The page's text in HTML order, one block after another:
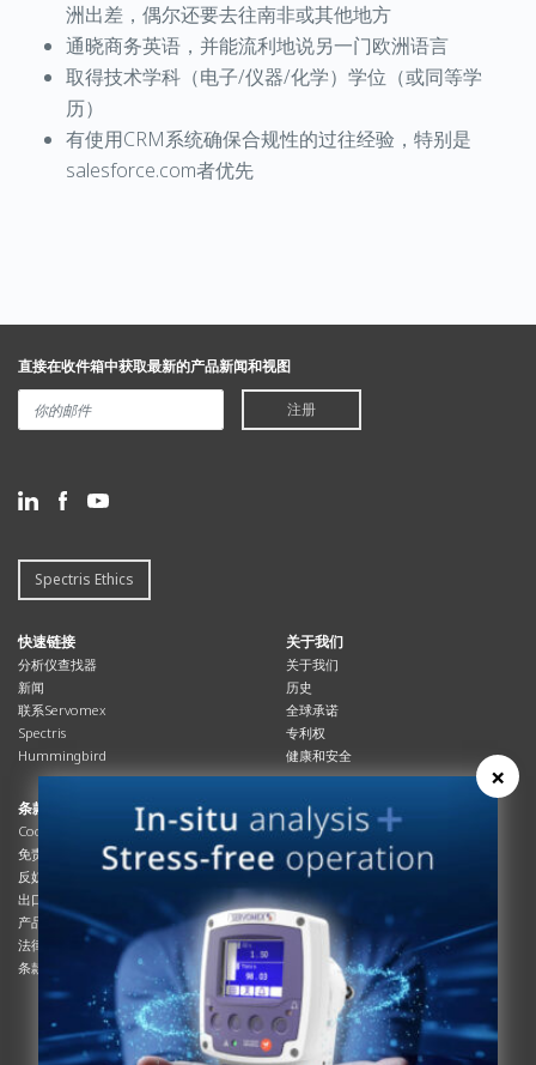
洲出差，偶尔还要去往南非或其他地方
通晓商务英语 ，并能流利地说另一门欧洲语言
取得技术学科 （电子/仪器/化学） 学位 （或同等学
历）
有使用CRM系统确保合规性的过往经验，特别是
salesforce.com者优先
直接在收件箱中获取最新的产品新闻和视图
注册
Spectris Ethics
快速链接
分析仪查找器
新闻
联系Servomex
Spectris
Hummingbird
关于我们
关于我们
历史
全球承诺
专利权
健康和安全
条款与合规
Cookies政策
免责声明
反奴隶制立法
出口管制
产品合规
法律和隐私声明
条款及细则
资源资源
总览
杂志
系统信息
产品手册
说明书
服务信息
白皮书
条款和条件
工艺手册
互动杂志
×